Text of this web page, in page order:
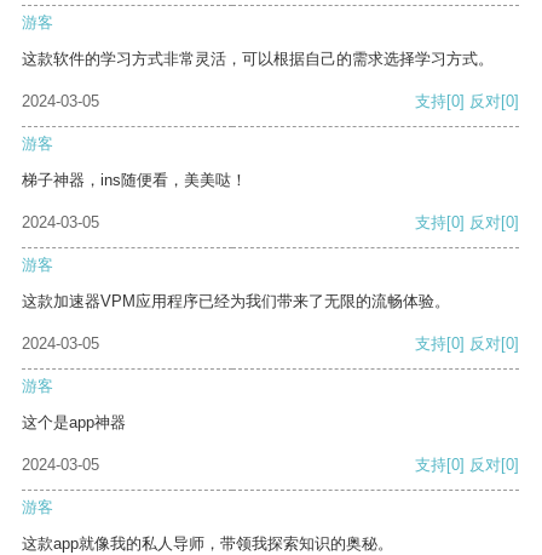
游客
这款软件的学习方式非常灵活，可以根据自己的需求选择学习方式。
2024-03-05 支持[0] 反对[0]
游客
梯子神器，ins随便看，美美哒！
2024-03-05 支持[0] 反对[0]
游客
这款加速器VPM应用程序已经为我们带来了无限的流畅体验。
2024-03-05 支持[0] 反对[0]
游客
这个是app神器
2024-03-05 支持[0] 反对[0]
游客
这款app就像我的私人导师，带领我探索知识的奥秘。